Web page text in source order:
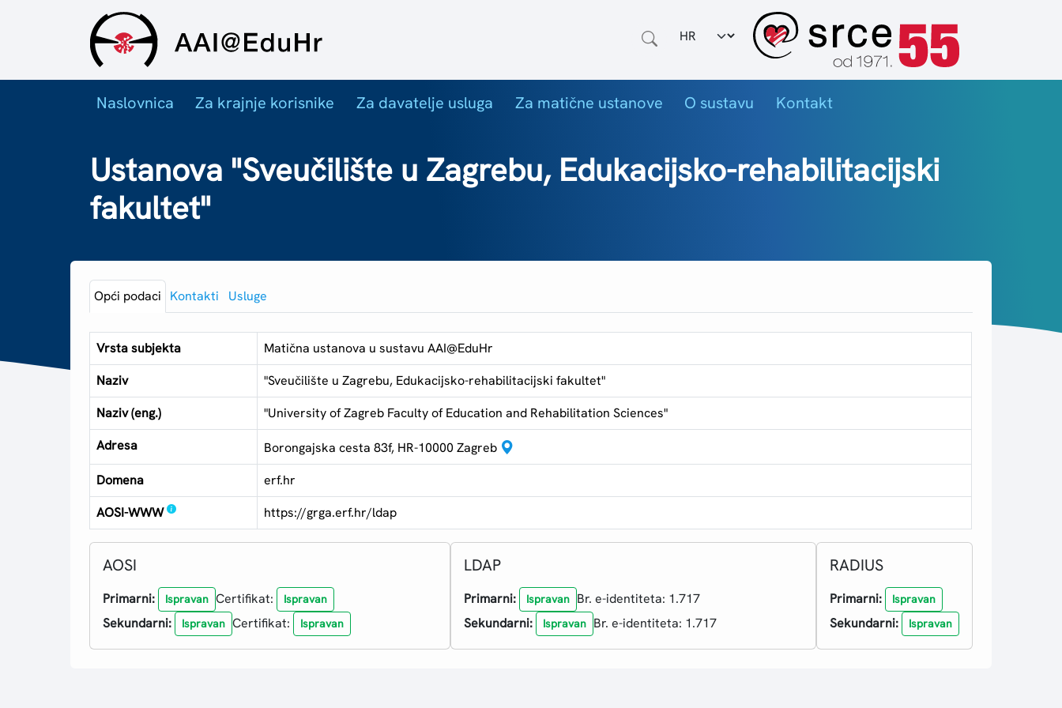
Odabir jezika
Naslovnica Za krajnje korisnike Za davatelje usluga Za matične ustanove O sustavu Kontakt
Ustanova "Sveučilište u Zagrebu, Edukacijsko-rehabilitacijski
fakultet"
Opći podaci Kontakti Usluge
Vrsta subjekta
Matična ustanova u sustavu AAI@EduHr
Naziv
"Sveučilište u Zagrebu, Edukacijsko-rehabilitacijski fakultet"
Naziv (eng.)
"University of Zagreb Faculty of Education and Rehabilitation Sciences"
Adresa
Borongajska cesta 83f, HR-10000 Zagreb
Domena
erf.hr
AOSI-WWW
https://grga.erf.hr/ldap
AOSI
Primarni: Ispravan Certifikat: Ispravan
Sekundarni: Ispravan Certifikat: Ispravan
LDAP
Primarni: Ispravan Br. e-identiteta: 1.717
Sekundarni:
Ispravan Br. e-identiteta: 1.717
RADIUS
Primarni: Ispravan
Sekundarni: Ispravan